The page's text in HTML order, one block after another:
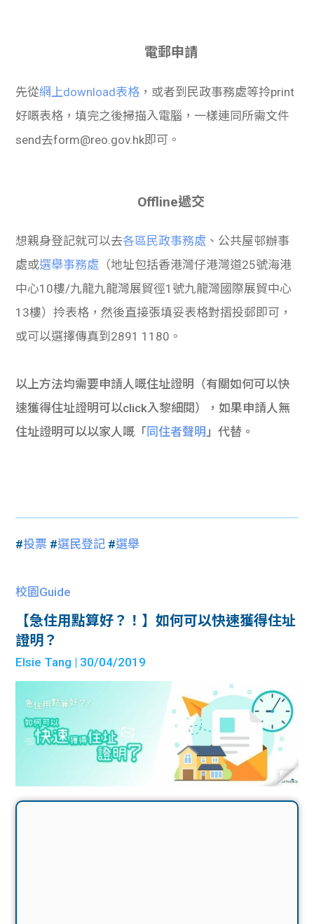
電郵申請
先從網上download表格 ，或者到民政事務處等拎print
好嘅表格，填完之後掃描入電腦，一樣連同所需文件
send去form@reo.gov.hk即可。
Offline遞交
想親身登記就可以去各區民政事務處 、公共屋邨辦事
處或選舉事務處 （地址包括香港灣仔港灣道25號海港
中心10樓/九龍九龍灣展貿徑1號九龍灣國際展貿中心
13樓）拎表格 ，然後直接張填妥表格對摺投郵即可，
或可以選擇傳真到2891 1180。
以上方法均需要申請人嘅住址證明（有關如何可以快
速獲得住址證明可以click入黎細閱），如果申請人無
住址證明可以以家人嘅「同住者聲明 」代替。
#投票 #選民登記 #選舉
校園Guide
【急住用點算好？！】如何可以快速獲得住址
證明？
Elsie Tang | 30/04/2019